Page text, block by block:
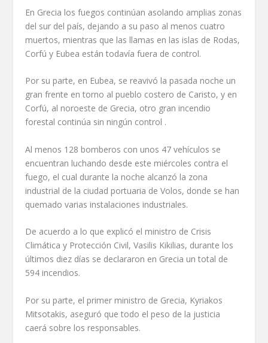
En Grecia los fuegos continúan asolando amplias zonas
del sur del país, dejando a su paso al menos cuatro
muertos, mientras que las llamas en las islas de Rodas,
Corfú y Eubea están todavía fuera de control.
Por su parte, en Eubea, se reavivó la pasada noche un
gran frente en torno al pueblo costero de Caristo, y en
Corfú, al noroeste de Grecia, otro gran incendio
forestal continúa sin ningún control .
Al menos 128 bomberos con unos 47 vehículos se
encuentran luchando desde este miércoles contra el
fuego, el cual durante la noche alcanzó la zona
industrial de la ciudad portuaria de Volos, donde se han
quemado varias instalaciones industriales.
De acuerdo a lo que explicó el ministro de Crisis
Climática y Protección Civil, Vasilis Kikilias, durante los
últimos diez días se declararon en Grecia un total de
594 incendios.
Por su parte, el primer ministro de Grecia, Kyriakos
Mitsotakis, aseguró que todo el peso de la justicia
caerá sobre los responsables.